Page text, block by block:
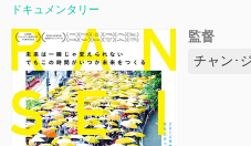
ドキュメンタリー
監督
チャン･